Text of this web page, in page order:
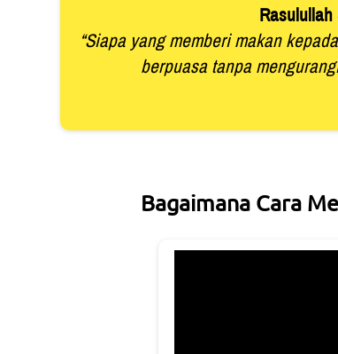
Rasulullah
“Siapa yang memberi makan
berpuasa tanpa
Bagaimana Cara